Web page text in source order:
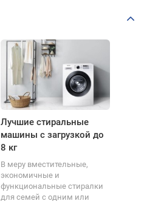
Лучшие стиральные
машины с загрузкой до
8 кг
В меру вместительные,
экономичные и
функциональные стиралки
для семей с одним или